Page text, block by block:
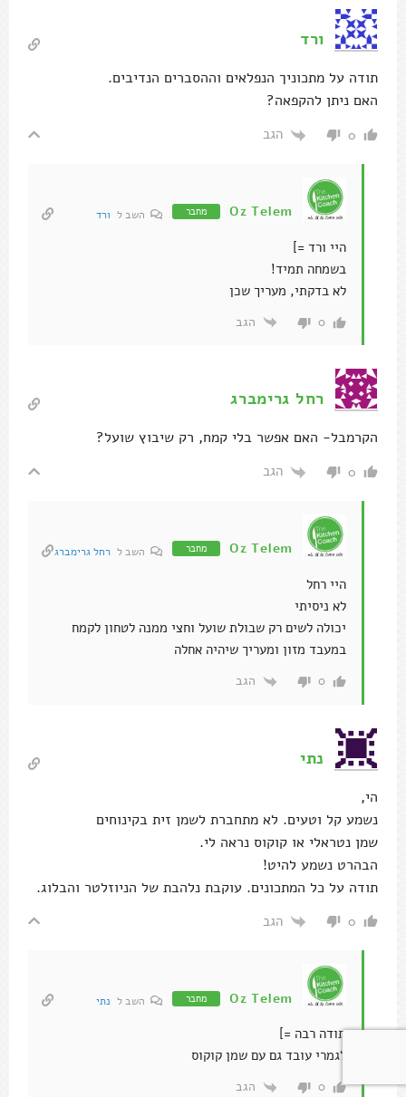
ורד
תודה על מתכוניך הנפלאים וההסברים הנדיבים.
האם ניתן להקפאה?
0 הגב
Oz Telem מחבר השב ל ורד
היי ורד =]
בשמחה תמיד!
לא בדקתי, מעריך שכן
0 הגב
רחל גרימברג
הקרמבל- האם אפשר בלי קמח, רק שיבוץ שועל?
0 הגב
Oz Telem מחבר השב ל רחל גרימברג
היי רחל
לא ניסיתי
יכולה לשים רק שבולת שועל וחצי ממנה לטחון לקמח
במעבד מזון ומעריך שיהיה אחלה
0 הגב
נתי
הי,
נשמע קל וטעים. לא מתחברת לשמן זית בקינוחים
שמן נטראלי או קוקוס נראה לי.
הבהרט נשמע להיט!
תודה על כל המתכונים. עוקבת נלהבת של הניוזלטר והבלוג.
0 הגב
Oz Telem מחבר השב ל נתי
תודה רבה =]
לגמרי עובד גם עם שמן קוקוס
0 הגב